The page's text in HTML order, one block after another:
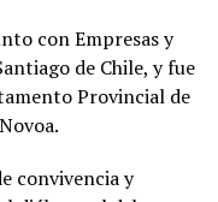
con Empresas y
de Chile, y fue
Provincial de
convivencia y